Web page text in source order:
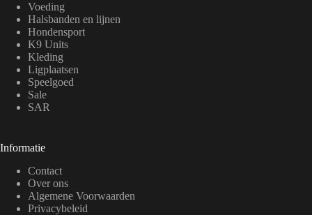
Voeding
Halsbanden en lijnen
Hondensport
K9 Units
Kleding
Ligplaatsen
Speelgoed
Sale
SAR
Informatie
Contact
Over ons
Algemene Voorwaarden
Privacybeleid